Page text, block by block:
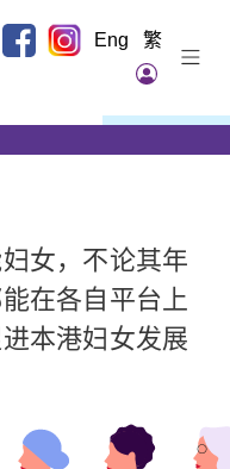
Eng 繁
女，不论其年
在各自平台上
本港妇女发展
度第一轮申请
於2026年第四
」完结而实施
12月1日起生
」的旧生可于
领证书，详情